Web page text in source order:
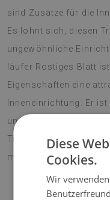
sind Zusätze für die
Es lohnt sich, diesen
ungewöhnliche
läufer Rostiges Blatt
Eigenschaften eine
Inneneinrichtung. Er
und Allergiker, da es
Trend der Saison ist
mit Blumenmuster
Diese
Cookies.
Wir